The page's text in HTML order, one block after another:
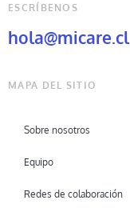
ESCRÍBENOS
hola@micare.cl
MAPA DEL SITIO
Sobre nosotros
Equipo
Redes de colaboración